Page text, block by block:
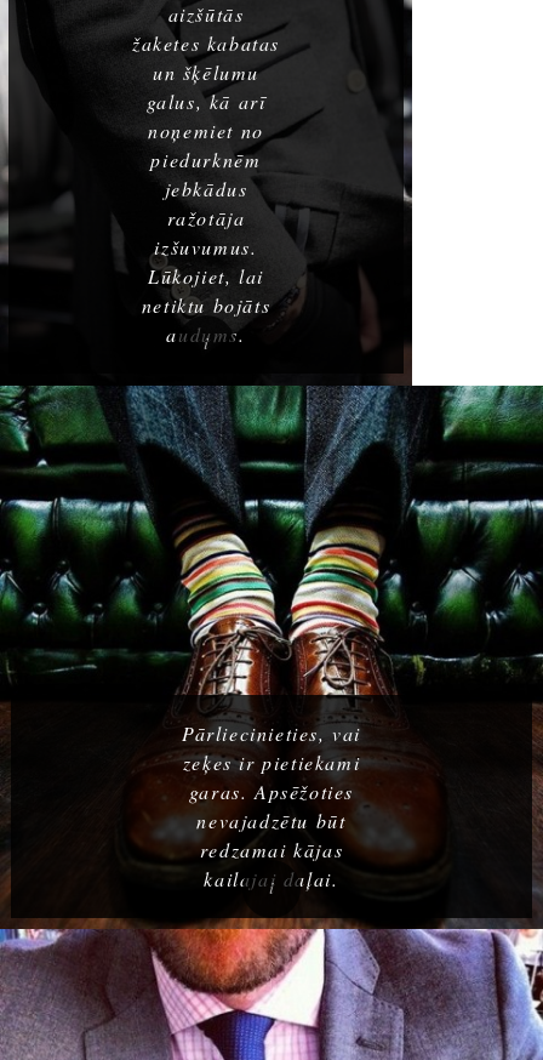
aizšūtās
žaketes kabatas
un šķēlumu
galus, kā arī
noņemiet no
piedurknēm
jebkādus
ražotāja
izšuvumus.
Lūkojiet, lai
netiktu bojāts
audums.
Pārliecinieties, vai
zeķes ir pietiekami
garas. Apsēžoties
nevajadzētu būt
redzamai kājas
kailajai daļai.